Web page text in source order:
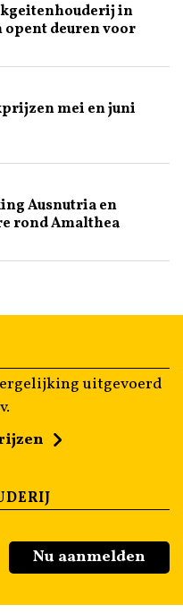
in
deuren voor
mei en juni
Ausnutria en
rond Amalthea
uitgevoerd
Nu aanmelden